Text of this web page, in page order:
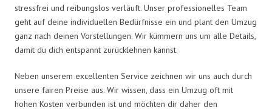
stressfrei und reibungslos verläuft. Unser professionelles Team
geht auf deine individuellen Bedürfnisse ein und plant den Umzug
ganz nach deinen Vorstellungen. Wir kümmern uns um alle Details,
damit du dich entspannt zurücklehnen kannst.
Neben unserem excellenten Service zeichnen wir uns auch durch
unsere fairen Preise aus. Wir wissen, dass ein Umzug oft mit
hohen Kosten verbunden ist und möchten dir daher den